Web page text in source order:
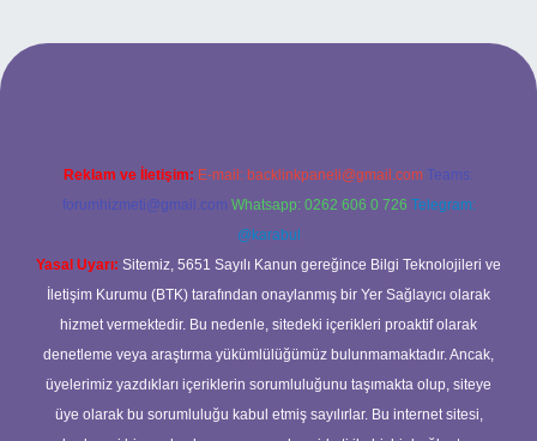
yeni giriş www.betexper.xyz/
Reklam ve İletişim: E-mail: backlinkpaneli@gmail.com Teams:
forumhizmeti@gmail.com Whatsapp: 0262 606 0 726 Telegram:
@karabul
Yasal Uyarı: Sitemiz, 5651 Sayılı Kanun gereğince Bilgi Teknolojileri ve
İletişim Kurumu (BTK) tarafından onaylanmış bir Yer Sağlayıcı olarak
hizmet vermektedir. Bu nedenle, sitedeki içerikleri proaktif olarak
denetleme veya araştırma yükümlülüğümüz bulunmamaktadır. Ancak,
üyelerimiz yazdıkları içeriklerin sorumluluğunu taşımakta olup, siteye
üye olarak bu sorumluluğu kabul etmiş sayılırlar. Bu internet sitesi,